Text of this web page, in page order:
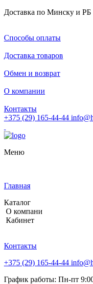
Доставка по Минску и РБ
Способы оплаты
Доставка товаров
Обмен и возврат
О компании
Контакты
+375 (29) 165-44-44
Меню
Главная
Каталог
О компани
Кабинет
Контакты
+375 (29) 165-44-44
График работы: Пн-пт